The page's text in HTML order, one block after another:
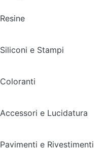
Resine
Siliconi e Stampi
Coloranti
Accessori e Lucidatura
Pavimenti e Rivestimenti